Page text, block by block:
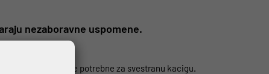
nezaboravne uspomene.
performanse potrebne za svestranu kacigu.